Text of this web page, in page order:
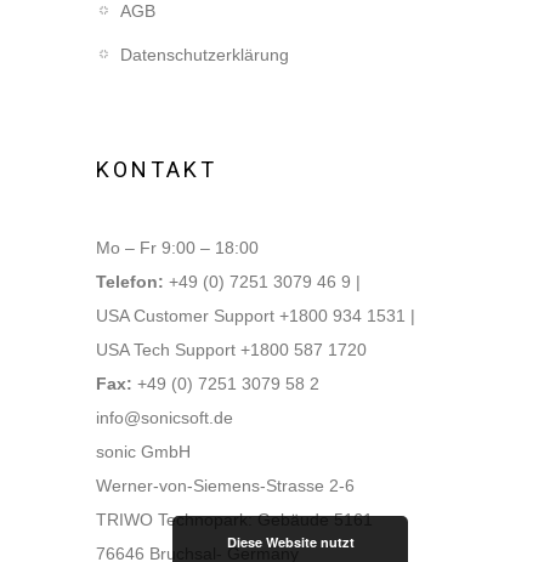
AGB
Datenschutzerklärung
KONTAKT
Mo – Fr 9:00 – 18:00
Telefon: +49 (0) 7251 3079 46 9 |
USA Customer Support +1800 934 1531 |
USA Tech Support +1800 587 1720
Fax: +49 (0) 7251 3079 58 2
info@sonicsoft.de
sonic GmbH
Werner-von-Siemens-Strasse 2-6
TRIWO Technopark: Gebäude 5161
76646 Bruchsal- Germany
Diese Website nutzt